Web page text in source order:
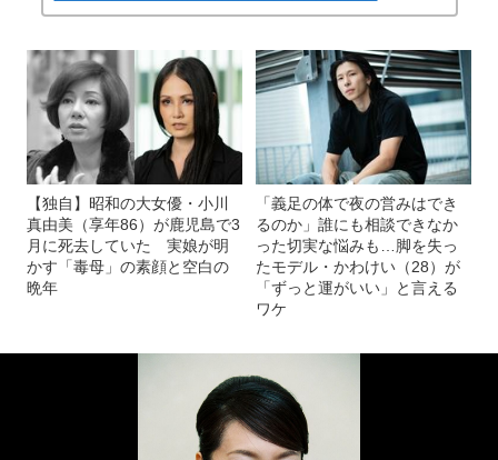
【独自】昭和の大女優・小川
真由美（享年86）が鹿児島で3
月に死去していた 実娘が明
かす「毒母」の素顔と空白の
晩年
「義足の体で夜の営みはでき
るのか」誰にも相談できなか
った切実な悩みも…脚を失っ
たモデル・かわけい（28）が
「ずっと運がいい」と言える
ワケ